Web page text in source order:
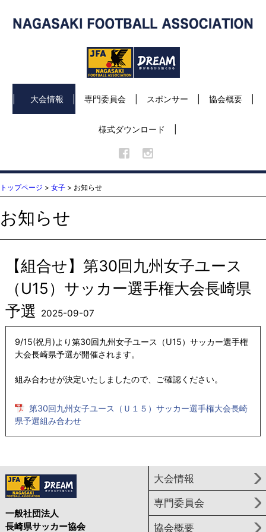
大会情報 専門委員会 スポンサー 協会概要
様式ダウンロード
トップページ > 女子 > お知らせ
お知らせ
【組合せ】第30回九州女子ユース
（U15）サッカー選手権大会長崎県
予選 2025-09-07
9/15(祝月)より第30回九州女子ユース（U15）サッカー選手権
大会長崎県予選が開催されます。
組み合わせが決定いたしましたので、ご確認ください。
第30回九州女子ユース（Ｕ１５）サッカー選手権大会長崎
県予選組み合わせ
一般社団法人
長崎県サッカー協会
大会情報
専門委員会
協会概要